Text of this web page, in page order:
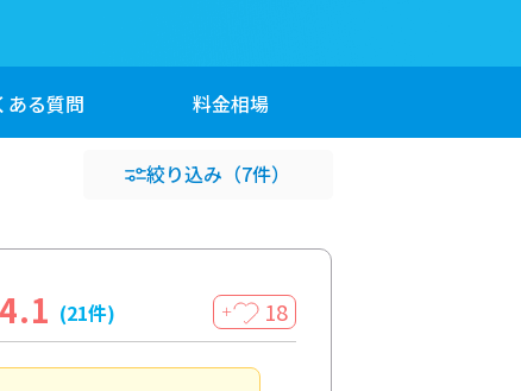
ある質問 料金相場
絞り込み （7件）
4.1 (21件) ＋ 18